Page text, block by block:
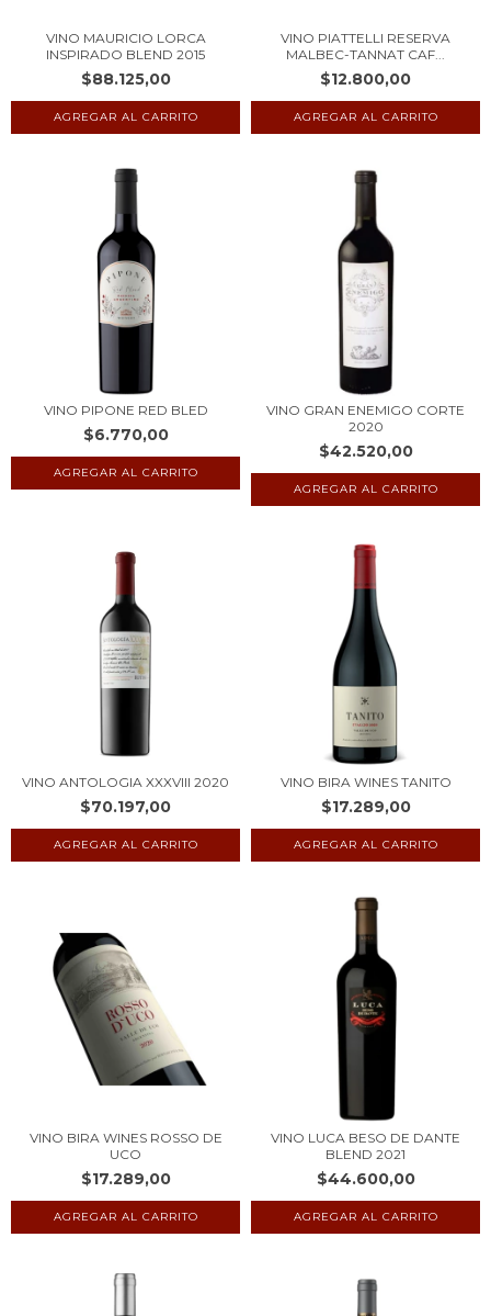
VINO MAURICIO LORCA
INSPIRADO BLEND 2015
$88.125,00
VINO PIATTELLI RESERVA
MALBEC-TANNAT CAF...
$12.800,00
VINO PIPONE RED BLED
$6.770,00
VINO GRAN ENEMIGO CORTE
2020
$42.520,00
VINO ANTOLOGIA XXXVIII 2020
$70.197,00
VINO BIRA WINES TANITO
$17.289,00
VINO BIRA WINES ROSSO DE
UCO
$17.289,00
VINO LUCA BESO DE DANTE
BLEND 2021
$44.600,00